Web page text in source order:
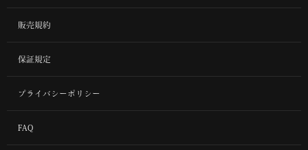
販売規約
保証規定
プライバシーポリシー
FAQ